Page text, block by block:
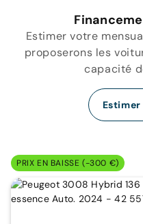
Estimer votre
proposerons les
capacité
PRIX EN BAISSE (-300 €)